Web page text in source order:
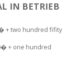
IN BETRIEB
+ two hundred fifity
+ one hundred